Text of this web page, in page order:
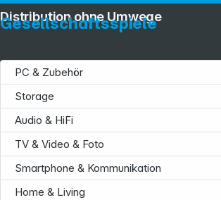
Gesellschaftsspiele
PC & Zubehör
Storage
Audio & HiFi
TV & Video & Foto
Smartphone & Kommunikation
Home & Living
Distribution ohne Umwege